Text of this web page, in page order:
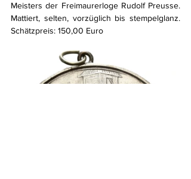
Meisters der Freimaurerloge Rudolf Preusse.
Mattiert, selten, vorzüglich bis stempelglanz.
Schätzpreis: 150,00 Euro